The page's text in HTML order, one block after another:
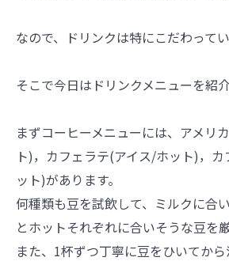
なので、ドリンクは特にこだわって
そこで今日はドリンクメニューを
まずコーヒーメニューには、アメリ
ト)，カフェラテ(アイス/ホット)，
ット)があります。
何種類も豆を試飲して、ミルクに合
とホットそれぞれに合いそうな豆を
また、1杯ずつ丁寧に豆をひいてか